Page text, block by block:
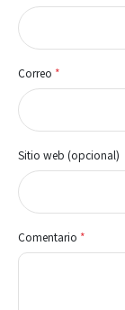
Correo *
Sitio web (opcional)
Comentario *